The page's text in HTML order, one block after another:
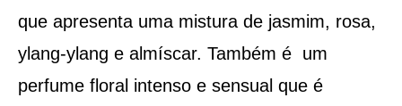
que apresenta uma mistura de jasmim, rosa,
ylang-ylang e almíscar. Também é um
perfume floral intenso e sensual que é